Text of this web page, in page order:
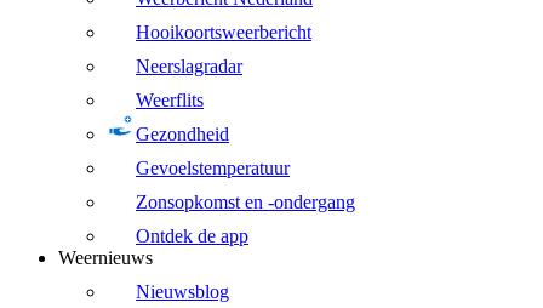
Hooikoortsweerbericht
Neerslagradar
Weerflits
Gezondheid
Gevoelstemperatuur
Zonsopkomst en -ondergang
Ontdek de app
Weernieuws
Nieuwsblog